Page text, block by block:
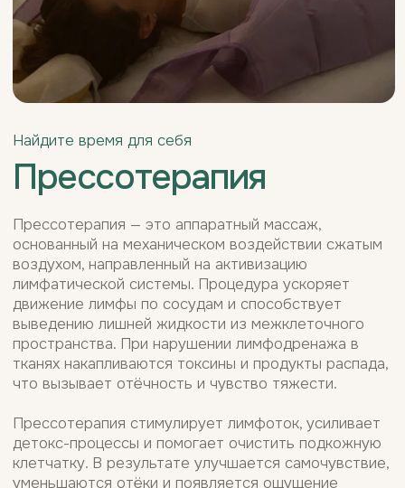
Прессотерапия стимулирует лимфоток, усиливает
детокс-процессы и помогает очистить подкожную
клетчатку. В результате улучшается самочувствие,
уменьшаются отёки и появляется ощущение
лёгкости в теле.